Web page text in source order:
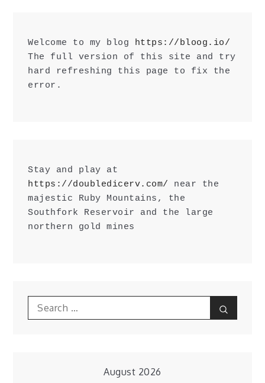
Welcome to my blog https://bloog.io/
The full version of this site and try
hard refreshing this page to fix the
error.
https://doubledicerv.com/
near the
majestic Ruby Mountains, the
Southfork Reservoir and the large
northern gold mines
Search
for:
August 2026